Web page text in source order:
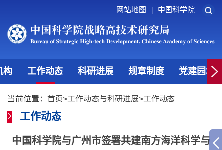
网站地图 中国科学院
构 工作动态 科研进展 规章制度 党建园地
当前位置： 首页>工作动态与科研进展>工作动态
工作动态
中国科学院与广州市签署共建南方海洋科学与